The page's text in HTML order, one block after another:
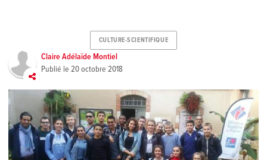
CULTURE-SCIENTIFIQUE
Claire Adélaïde Montiel
Publié le20 octobre 2018